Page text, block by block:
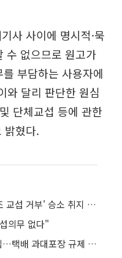
사 사이에 명시적·묵
수 없으므로 원고가
부담하는 사용자에
와 달리 판단한 원심
단체교섭 등에 관한
밝혔다.
거부' 승소 취지 파기환송
의무 없다"
CJ대한통운, AI 기반 '팩체크' 도입…택배 과대포장 규제 대응